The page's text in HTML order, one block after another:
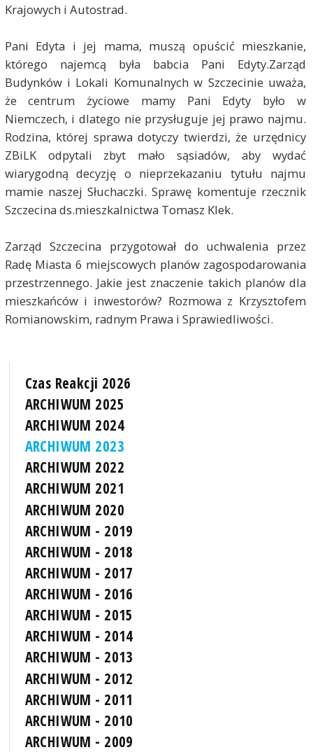
Krajowych i Autostrad.
Pani Edyta i jej mama, muszą opuścić mieszkanie,
którego najemcą była babcia Pani Edyty.Zarząd
Budynków i Lokali Komunalnych w Szczecinie uważa,
że centrum życiowe mamy Pani Edyty było w
Niemczech, i dlatego nie przysługuje jej prawo najmu.
Rodzina, której sprawa dotyczy twierdzi, że urzędnicy
ZBiLK odpytali zbyt mało sąsiadów, aby wydać
wiarygodną decyzję o nieprzekazaniu tytułu najmu
mamie naszej Słuchaczki. Sprawę komentuje rzecznik
Szczecina ds.mieszkalnictwa Tomasz Klek.
Zarząd Szczecina przygotował do uchwalenia przez
Radę Miasta 6 miejscowych planów zagospodarowania
przestrzennego. Jakie jest znaczenie takich planów dla
mieszkańców i inwestorów? Rozmowa z Krzysztofem
Romianowskim, radnym Prawa i Sprawiedliwości.
Czas Reakcji 2026
ARCHIWUM 2025
ARCHIWUM 2024
ARCHIWUM 2023
ARCHIWUM 2022
ARCHIWUM 2021
ARCHIWUM 2020
ARCHIWUM - 2019
ARCHIWUM - 2018
ARCHIWUM - 2017
ARCHIWUM - 2016
ARCHIWUM - 2015
ARCHIWUM - 2014
ARCHIWUM - 2013
ARCHIWUM - 2012
ARCHIWUM - 2011
ARCHIWUM - 2010
ARCHIWUM - 2009